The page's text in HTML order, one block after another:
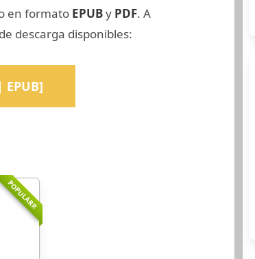
en formato EPUBy PDF. A
descarga disponibles:
EPUB]
POPULARR